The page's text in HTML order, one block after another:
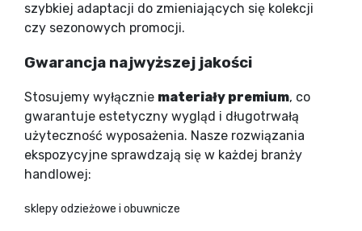
szybkiej adaptacji do zmieniających się kolekcji
czy sezonowych promocji.
Gwarancja najwyższej jakości
Stosujemy wyłącznie materiały premium, co
gwarantuje estetyczny wygląd i długotrwałą
użyteczność wyposażenia. Nasze rozwiązania
ekspozycyjne sprawdzają się w każdej branży
handlowej:
sklepy odzieżowe i obuwnicze